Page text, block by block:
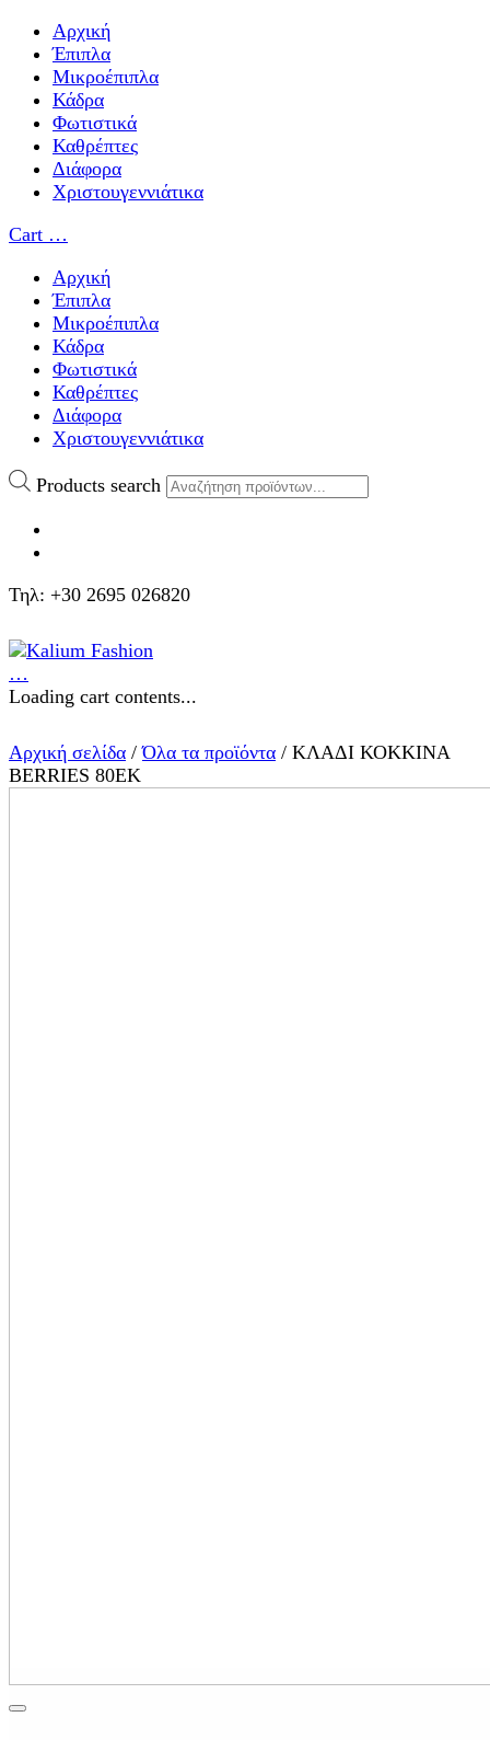
Αρχική
Έπιπλα
Μικροέπιπλα
Κάδρα
Φωτιστικά
Καθρέπτες
Διάφορα
Χριστουγεννιάτικα
Cart …
Αρχική
Έπιπλα
Μικροέπιπλα
Κάδρα
Φωτιστικά
Καθρέπτες
Διάφορα
Χριστουγεννιάτικα
Products search
Τηλ: +30 2695 026820
…
Loading cart contents...
Αρχική σελίδα /Όλα τα προϊόντα / ΚΛΑΔΙ ΚΟΚΚΙΝΑ
BERRIES 80EK